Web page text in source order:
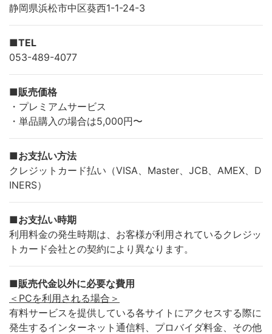
静岡県浜松市中区葵西1-1-24-3
■TEL
053-489-4077
■販売価格
・プレミアムサービス
・単品購入の場合は5,000円〜
■お支払い方法
クレジットカード払い（VISA、Master、JCB、AMEX、D
INERS）
■お支払い時期
利用料金の発生時期は、お客様が利用されているクレジッ
トカード会社との契約により異なります。
■販売代金以外に必要な費用
＜PCを利用される場合＞
有料サービスを提供している各サイトにアクセスする際に
発生するインターネット通信料、プロバイダ料金、その他